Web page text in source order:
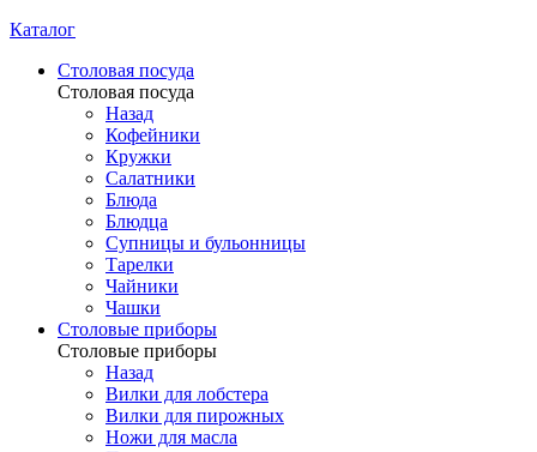
Каталог
Столовая посуда
Столовая посуда
Назад
Кофейники
Кружки
Салатники
Блюда
Блюдца
Супницы и бульонницы
Тарелки
Чайники
Чашки
Cтоловые приборы
Cтоловые приборы
Назад
Вилки для лобстера
Вилки для пирожных
Ножи для масла